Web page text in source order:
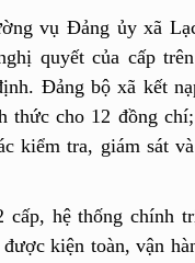
vụ Đảng ủy xã
quyết của cấp
Đảng bộ xã kết
thức cho 12 đồng
kiểm tra, giám sát
hệ thống chính
kiện toàn, vận